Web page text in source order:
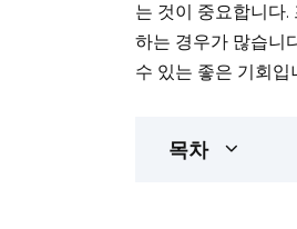
는 것이 중요합니다
하는 경우가 많습니
수 있는 좋은 기회입
목차